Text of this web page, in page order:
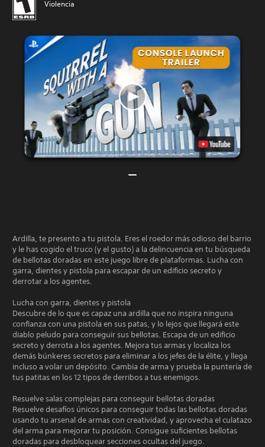
Violencia
Ardilla, te presento a tu pistola. Eres el roedor más odioso del barrio
y le has cogido el truco (y el gusto) a la delincuencia en tu búsqueda
de bellotas doradas en este juego libre de plataformas. Lucha con
garra, dientes y pistola para escapar de un edificio secreto y
derrotar a los agentes.
Lucha con garra, dientes y pistola
Descubre de lo que es capaz una ardilla que no inspira ninguna
confianza con una pistola en sus patas, y lo lejos que llegará este
diablo peludo para conseguir sus bellotas. Escapa de un edificio
secreto y derrota a los agentes. Mejora tus armas y localiza los
demás búnkeres secretos para eliminar a los jefes de la élite, y llega
incluso a volar un depósito. Cambia de arma y prueba la puntería de
tus patitas en los 12 tipos de derribos a tus enemigos.
Resuelve salas complejas para conseguir bellotas doradas
Resuelve desafíos únicos para conseguir todas las bellotas doradas
usando tu arsenal de armas con creatividad, y aprovecha el culatazo
del arma para mejorar tu posición. Consigue suficientes bellotas
doradas para desbloquear secciones ocultas del juego.